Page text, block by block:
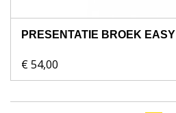
PRESENTATIE BROEK EASY
€ 54,00